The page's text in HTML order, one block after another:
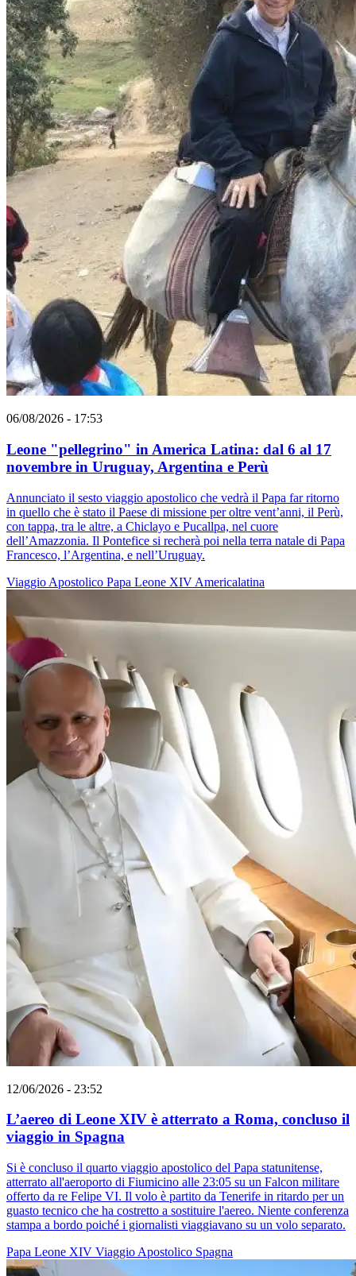
06/08/2026 - 17:53
Leone "pellegrino" in America Latina: dal 6 al 17
novembre in Uruguay, Argentina e Perù
Annunciato il sesto viaggio apostolico che vedrà il Papa far ritorno
in quello che è stato il Paese di missione per oltre vent’anni, il Perù,
con tappa, tra le altre, a Chiclayo e Pucallpa, nel cuore
dell’Amazzonia. Il Pontefice si recherà poi nella terra natale di Papa
Francesco, l’Argentina, e nell’Uruguay.
Viaggio Apostolico Papa Leone XIV Americalatina
12/06/2026 - 23:52
L’aereo di Leone XIV è atterrato a Roma, concluso il
viaggio in Spagna
Si è concluso il quarto viaggio apostolico del Papa statunitense,
atterrato all'aeroporto di Fiumicino alle 23:05 su un Falcon militare
offerto da re Felipe VI. Il volo è partito da Tenerife in ritardo per un
guasto tecnico che ha costretto a sostituire l'aereo. Niente conferenza
stampa a bordo poiché i giornalisti viaggiavano su un volo separato.
Papa Leone XIV Viaggio Apostolico Spagna